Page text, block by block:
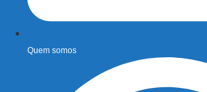
Quem somos